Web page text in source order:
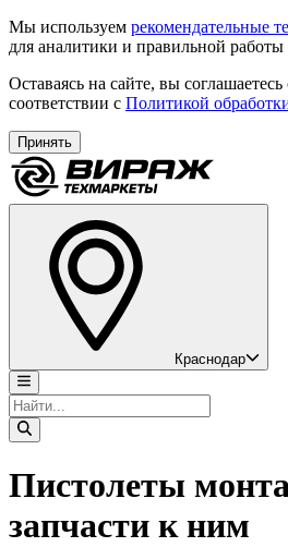
Мы используем рекомендательные
для аналитики и правильной работы
Оставаясь на сайте, вы
соответствии с Политикой
Принять
Краснодар
Пистолеты
запчасти к ним